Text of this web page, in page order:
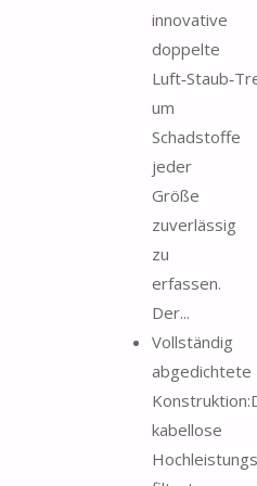
innovative
doppelte
um
Schadstoffe
jeder
Größe
zuverlässig
zu
erfassen.
Der...
Vollständig
abgedichtete
kabellose